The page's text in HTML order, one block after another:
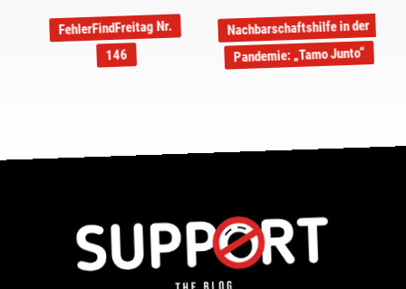
FehlerFindFreitag Nr.
146
Nachbarschaftshilfe in der
Pandemie: „Tamo Junto“